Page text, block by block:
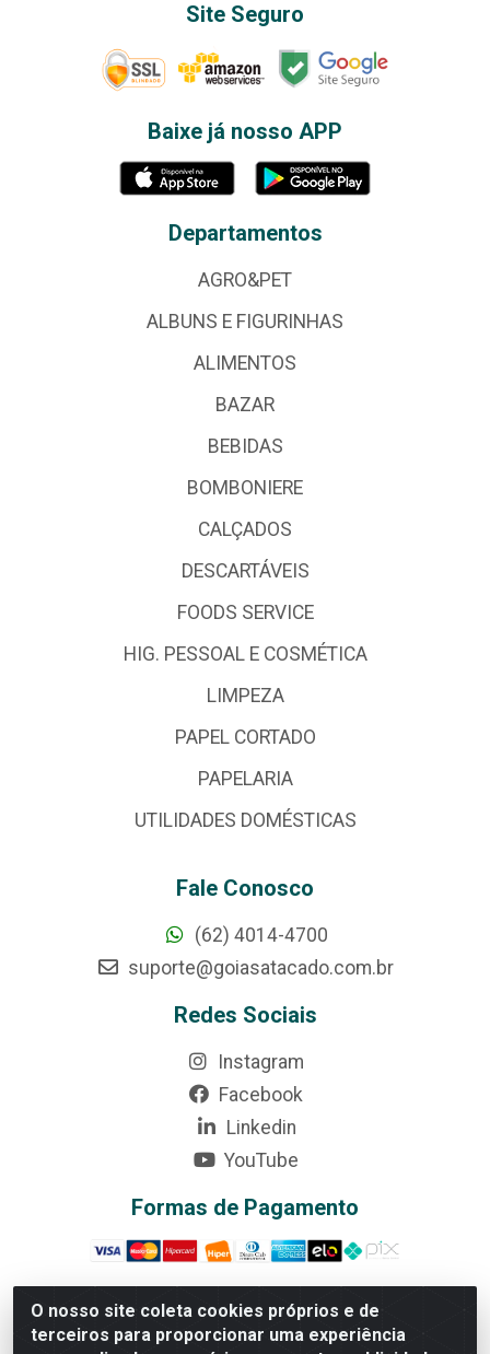
O nosso site coleta cookies próprios e de
terceiros para proporcionar uma experiência
Site Seguro
Baixe já nosso APP
Departamentos
AGRO&PET
ALBUNS E FIGURINHAS
ALIMENTOS
BAZAR
BEBIDAS
BOMBONIERE
CALÇADOS
DESCARTÁVEIS
FOODS SERVICE
HIG. PESSOAL E COSMÉTICA
LIMPEZA
PAPEL CORTADO
PAPELARIA
UTILIDADES DOMÉSTICAS
Fale Conosco
(62) 4014-4700
suporte@goiasatacado.com.br
Redes Sociais
Instagram
Facebook
Linkedin
YouTube
Formas de Pagamento
Rede Brasil - Avenida Universitária, nº 3860, Jardim das